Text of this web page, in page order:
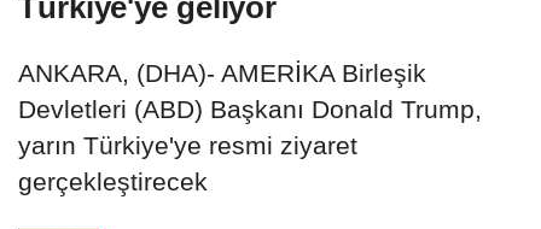
ANKARA, (DHA)- AMERİKA Birleşik
Devletleri (ABD) Başkanı Donald Trump,
yarın Türkiye'ye resmi ziyaret
gerçekleştirecek